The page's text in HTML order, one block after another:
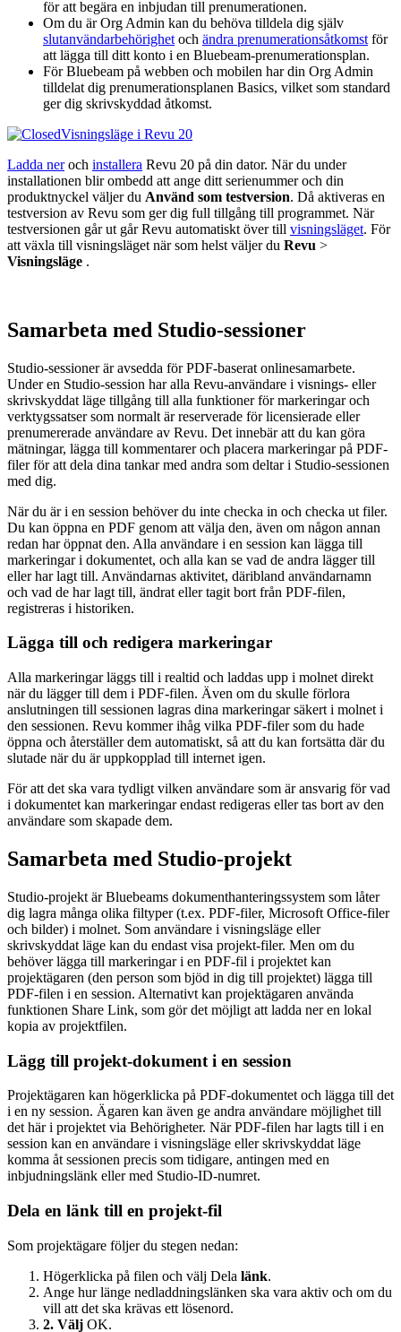
för att begära en inbjudan till prenumerationen.
Om du är Org Admin kan du behöva tilldela dig själv
slutanvändarbehörighet och ändra prenumerationsåtkomst för
att lägga till ditt konto i en Bluebeam-prenumerationsplan.
FörBluebeam på webben och mobilen har din Org Admin
tilldelat dig prenumerationsplanen Basics, vilket som standard
ger dig skrivskyddad åtkomst.
Visningsläge i Revu 20
Ladda neroch installera Revu 20 på din dator. När du under
installationen blir ombedd att ange ditt serienummer och din
produktnyckel väljer du Använd som testversion. Då aktiveras en
testversion av Revu som ger dig full tillgång till programmet. När
testversionen går ut gårRevu automatiskt över till visningsläget. För
att växla till visningsläget när som helst väljer du Revu >
Visningsläge .
Samarbeta med Studio-sessioner
Studio-sessioner är avsedda för PDF-baserat onlinesamarbete.
Under en Studio-session har alla Revu-användare i visnings- eller
skrivskyddat läge tillgång till alla funktioner för markeringar och
verktygssatser som normalt är reserverade för licensierade eller
prenumererade användare av Revu. Det innebär att du kan göra
mätningar, lägga till kommentarer och placera markeringar på PDF-
filer för att dela dina tankar med andra som deltar i Studio-sessionen
med dig.
När du är i en session behöver du inte checka in och checka ut filer.
Du kan öppna en PDF genom att välja den, även om någon annan
redan har öppnat den. Alla användare i en session kan lägga till
markeringar i dokumentet, och alla kan se vad de andra lägger till
eller har lagt till. Användarnas aktivitet, däribland användarnamn
och vad de har lagt till, ändrat eller tagit bort från PDF-filen,
registreras i historiken.
Lägga till och redigera markeringar
Alla markeringar läggs till i realtid och laddas upp i molnet direkt
när du lägger till dem i PDF-filen. Även om du skulle förlora
anslutningen till sessionen lagras dina markeringar säkert i molnet i
den sessionen. Revu kommer ihåg vilka PDF-filer som du hade
öppna och återställer dem automatiskt, så att du kan fortsätta där du
slutade när du är uppkopplad till internet igen.
För att det ska vara tydligt vilken användare som är ansvarig för vad
i dokumentet kan markeringar endast redigeras eller tas bort av den
användare som skapade dem.
Samarbeta med Studio-projekt
Studio-projekt ärBluebeams dokumenthanteringssystem som låter
dig lagra många olika filtyper (t.ex. PDF-filer, Microsoft Office-filer
och bilder) i molnet. Som användare i visningsläge eller
skrivskyddat läge kan du endast visa projekt-filer. Men om du
behöver lägga till markeringar i en PDF-fil i projektet kan
projektägaren (den person som bjöd in dig till projektet) lägga till
PDF-filen i en session. Alternativt kan projektägaren använda
funktionen Share Link, som gör det möjligt att ladda ner en lokal
kopia av projektfilen.
Lägg till projekt-dokument i en session
Projektägaren kan högerklicka på PDF-dokumentet och lägga till det
i en ny session. Ägaren kan även ge andra användare möjlighet till
det häri projektet via Behörigheter. När PDF-filen har lagts till i en
session kan en användare i visningsläge eller skrivskyddat läge
komma åt sessionen precis som tidigare, antingen med en
inbjudningslänk eller med Studio-ID-numret.
Dela en länk till en projekt-fil
Som projektägare följer du stegen nedan:
Högerklicka på filen och välj Dela länk.
Ange hur länge nedladdningslänken ska vara aktiv och om du
vill att det ska krävas ett lösenord.
2. Välj OK.